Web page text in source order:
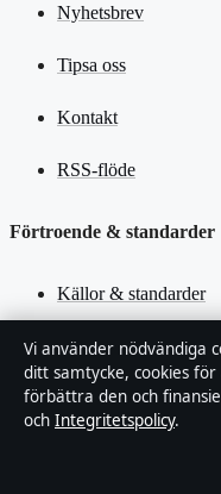
Nyhetsbrev
Tipsa oss
Kontakt
RSS-flöde
Förtroende & standarder
Källor & standarder
Redaktionell policy
Rättelsepolicy
Vi använder nödvändiga
ditt samtycke, cookies
förbättra den och
och Integritetspolicy.